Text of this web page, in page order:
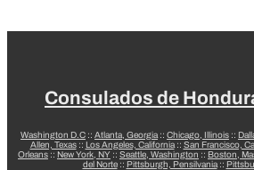
Consulados de
Washington D.C :: Atlanta, Georgia :: Chicago, Illinois ::
Allen, Texas:: Los Angeles, California:: San Francisco,
Orleans :: New York, NY :: Seattle, Washington :: Boston,
del Norte:: Pittsburgh, Pensilvania::